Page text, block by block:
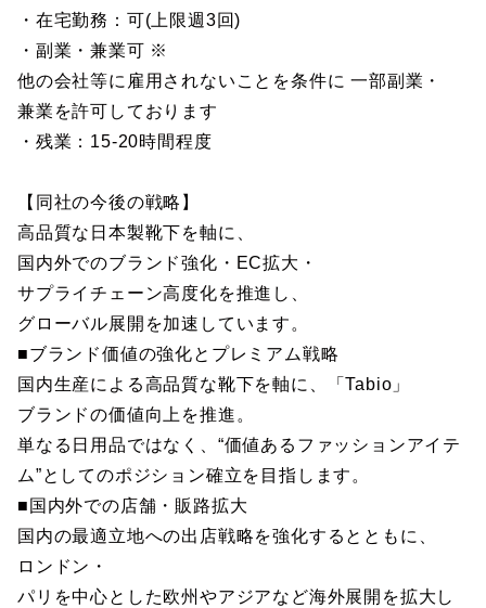
・在宅勤務：可(上限週3回)
・副業・兼業可 ※
他の会社等に雇用されないことを条件に 一部副業・
兼業を許可しております
・残業：15-20時間程度
【同社の今後の戦略】
高品質な日本製靴下を軸に、
国内外でのブランド強化・EC拡大・
サプライチェーン高度化を推進し、
グローバル展開を加速しています。
■ブランド価値の強化とプレミアム戦略
国内生産による高品質な靴下を軸に、「Tabio」
ブランドの価値向上を推進。
単なる日用品ではなく、“価値あるファッションアイテ
ム”としてのポジション確立を目指します。
■国内外での店舗・販路拡大
国内の最適立地への出店戦略を強化するとともに、
ロンドン・
パリを中心とした欧州やアジアなど海外展開を拡大し